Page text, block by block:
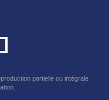
partielle ou intégrale